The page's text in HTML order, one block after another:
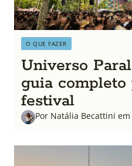
O QUE FAZER
Universo
guia
festival
Por Natália Becattini